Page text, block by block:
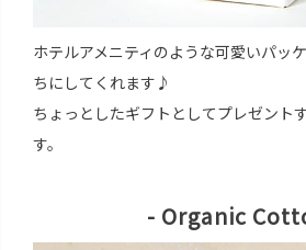
ホテルアメニティのような可愛いパッ
ちにしてくれます♪
ちょっとしたギフトとしてプレゼント
す。
- Organic